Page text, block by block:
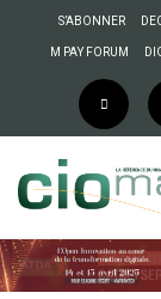
S’ABONNER
M PAY FORUM